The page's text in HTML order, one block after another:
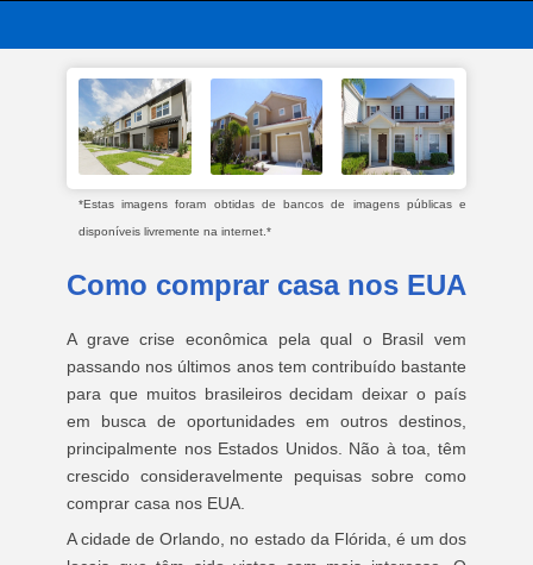
*Estas imagens foram obtidas de bancos de imagens públicas e
disponíveis livremente na internet.*
Como comprar casa nos EUA
A grave crise econômica pela qual o Brasil vem
passando nos últimos anos tem contribuído bastante
para que muitos brasileiros decidam deixar o país
em busca de oportunidades em outros destinos,
principalmente nos Estados Unidos. Não à toa, têm
crescido consideravelmente pequisas sobre como
comprar casa nos EUA.
A cidade de Orlando, no estado da Flórida, é um dos